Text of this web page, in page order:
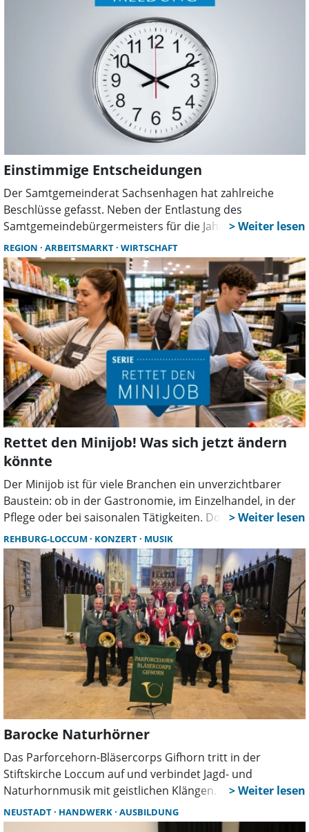
Einstimmige Entscheidungen
Der Samtgemeinderat Sachsenhagen hat zahlreiche
Beschlüsse gefasst. Neben der Entlastung des
Samtgemeindebürgermeisters für die Jahre 2020 bis 2022
standen die Nachtragshaushaltssatzung, Kita-Themen,
Personalentscheidungen sowie die Zukunft eines
möglichen zentralen Rathauses auf der Tagesordnung.
REGION ARBEITSMARKT WIRTSCHAFT
Rettet den Minijob! Was sich jetzt ändern
könnte
Der Minijob ist für viele Branchen ein unverzichtbarer
Baustein: ob in der Gastronomie, im Einzelhandel, in der
Pflege oder bei saisonalen Tätigkeiten. Doch jetzt wächst
die Unsicherheit, was die Bundesregierung plant, bei
Arbeitgebern ebenso wie bei Beschäftigten.
REHBURG-LOCCUM KONZERT MUSIK
Barocke Naturhörner
Das Parforcehorn-Bläsercorps Gifhorn tritt in der
Stiftskirche Loccum auf und verbindet Jagd- und
Naturhornmusik mit geistlichen Klängen. Das Programm
„Hallelujah und Halali“ verspricht ein eindrucksvolles
Hörerlebnis. Der Eintritt ist frei, um Spenden wird
NEUSTADT HANDWERK AUSBILDUNG